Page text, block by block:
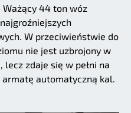
44 ton wóz
W przeciwieństwie do
nie jest uzbrojony w
zdaje się w pełni na
automatyczną kal.